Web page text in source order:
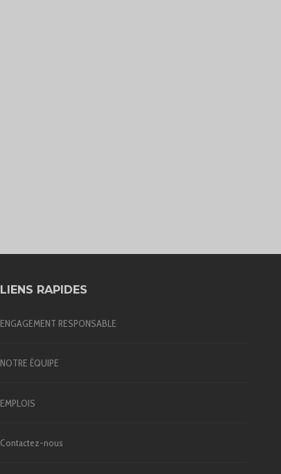
LIENS RAPIDES
ENGAGEMENT RESPONSABLE
NOTRE ÉQUIPE
EMPLOIS
Contactez-nous